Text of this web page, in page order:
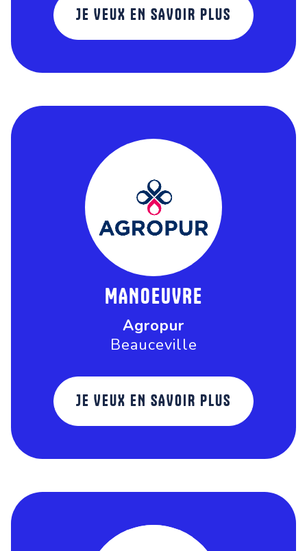
JE VEUX EN SAVOIR PLUS
MANOEUVRE
Agropur
Beauceville
JE VEUX EN SAVOIR PLUS